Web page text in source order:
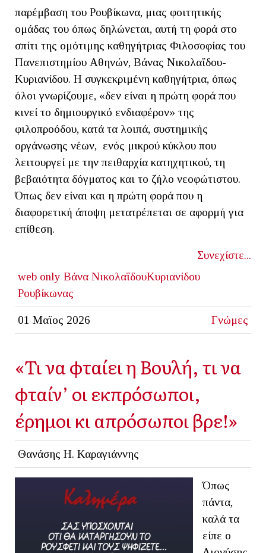
παρέμβαση του Ρουβίκωνα, μιας φοιτητικής
ομάδας του όπως δηλώνεται, αυτή τη φορά στο
σπίτι της ομότιμης καθηγήτριας Φιλοσοφίας του
Πανεπιστημίου Αθηνών, Βάνας Νικολαΐδου-
Κυριανίδου. Η συγκεκριμένη καθηγήτρια, όπως
όλοι γνωρίζουμε, «δεν είναι η πρώτη φορά που
κινεί το δημιουργικό ενδιαφέρον» της
φιλοπροόδου, κατά τα λοιπά, συστημικής
οργάνωσης νέων, ενός μικρού κύκλου που
λειτουργεί με την πειθαρχία κατηχητικού, τη
βεβαιότητα δόγματος και το ζήλο νεοφώτιστου.
Όπως δεν είναι και η πρώτη φορά που η
διαφορετική άποψη μετατρέπεται σε αφορμή για
επίθεση.
Συνεχίστε...
web only Bάνα ΝικολαΐδουΚυριανίδου
Ρουβίκωνας
01 Μαϊος 2026 Γνώμες
«Τι να φταίει η Βουλή, τι να
φταίν’ οι εκπρόσωποι,
έρημοι κι απρόσωποι βρε!»
Θανάσης Η. Καραγιάννης
Όπως
πάντα,
καλά τα
είπε ο